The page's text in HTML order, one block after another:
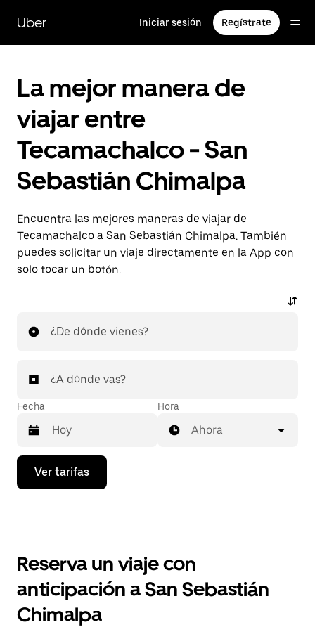
contenido
principal
Uber Iniciar sesión Regístrate
La mejor manera de
viajar entre
Tecamachalco - San
Sebastián Chimalpa
Encuentra las mejores maneras de viajar de
Tecamachalco a San Sebastián Chimalpa. También
puedes solicitar un viaje directamente en la App con
solo tocar un botón.
¿De dónde vienes?
¿A dónde vas?
Fecha
Presiona
flecha
el
y
selecciona
una
Hora
Ahora
Ver tarifas
Reserva un viaje con
anticipación a San Sebastián
Chimalpa